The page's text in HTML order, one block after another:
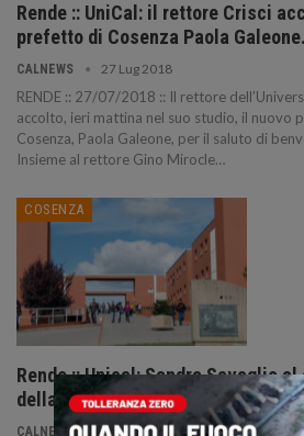
Rende :: UniCal: il rettore Crisci
prefetto di Cosenza Paola Galeone.
CALNEWS 27 Lug 2018
RENDE :: 27/07/2018 :: Il rettore
accolto, ieri mattina nel suo studio, il nuovo
Cosenza, Paola Galeone, per il saluto di
Insieme al rettore Gino Mirocle…
COSENZA
Rende :: Unical: Sandra Savaglio
della Comunicazione.
CALNEWS 17 Apr 2018